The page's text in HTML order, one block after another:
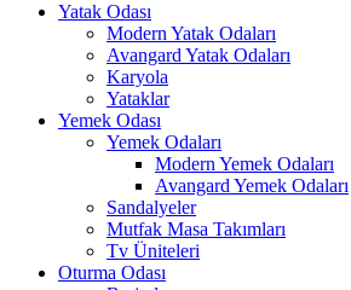
Yatak Odası
Modern Yatak Odaları
Avangard Yatak Odaları
Karyola
Yataklar
Yemek Odası
Yemek Odaları
Modern Yemek Odaları
Avangard Yemek Odaları
Sandalyeler
Mutfak Masa Takımları
Tv Üniteleri
Oturma Odası